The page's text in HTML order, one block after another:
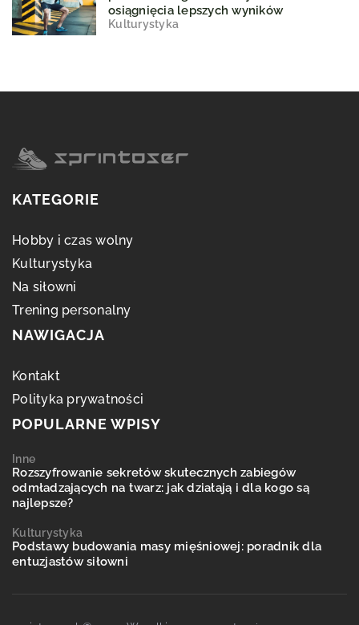
osiągnięcia lepszych wyników
Kulturystyka
KATEGORIE
Hobby i czas wolny
Kulturystyka
Na siłowni
Trening personalny
NAWIGACJA
Kontakt
Polityka prywatności
POPULARNE WPISY
Inne
Rozszyfrowanie sekretów skutecznych zabiegów
odmładzających na twarz: jak działają i dla kogo są
najlepsze?
Kulturystyka
Podstawy budowania masy mięśniowej: poradnik dla
entuzjastów siłowni